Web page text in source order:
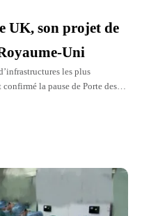
UK, son projet de
Uni
les plus
la pause de Porte des